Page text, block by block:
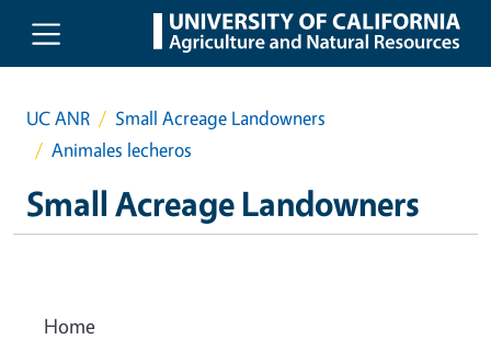
Skip to main content
UC ANR
Small Acreage Landowners
Animales lecheros
Small Acreage Landowners
Home